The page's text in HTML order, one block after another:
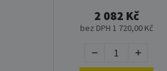
2 082 Kč
bez DPH 1 720,00 Kč